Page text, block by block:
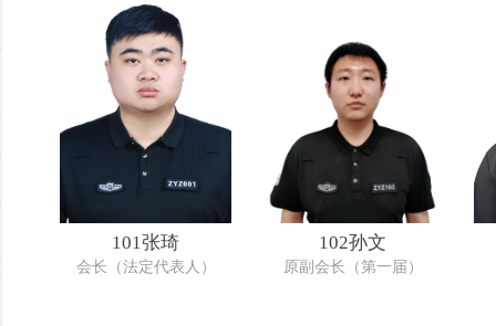
101张琦
会长（法定代表人）
102孙文
原副会长（第一届）